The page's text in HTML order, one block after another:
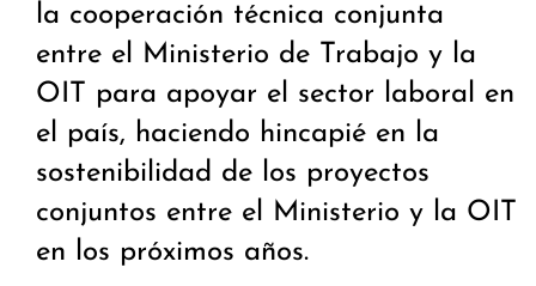
la cooperación técnica conjunta
entre el Ministerio de Trabajo y la
OIT para apoyar el sector laboral en
el país, haciendo hincapié en la
sostenibilidad de los proyectos
conjuntos entre el Ministerio y la OIT
en los próximos años.